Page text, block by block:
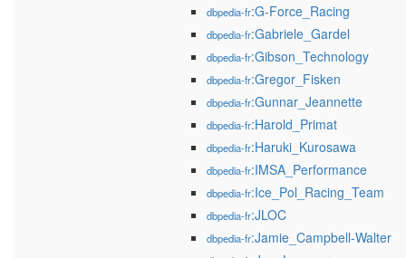
dbpedia-fr:G-Force_Racing
dbpedia-fr:Gabriele_Gardel
dbpedia-fr:Gibson_Technology
dbpedia-fr:Gregor_Fisken
dbpedia-fr:Gunnar_Jeannette
dbpedia-fr:Harold_Primat
dbpedia-fr:Haruki_Kurosawa
dbpedia-fr:IMSA_Performance
dbpedia-fr:Ice_Pol_Racing_Team
dbpedia-fr:JLOC
dbpedia-fr:Jamie_Campbell-Walter